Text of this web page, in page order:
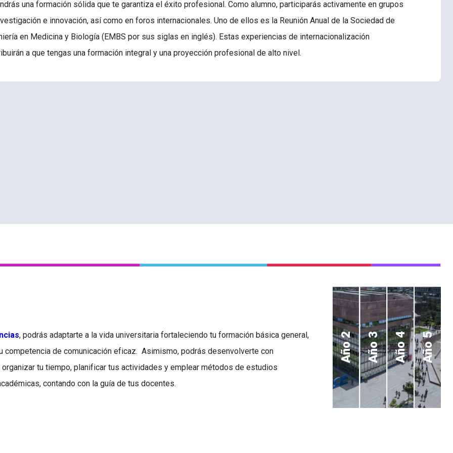
una formación sólida que te garantiza el éxito profesional. Como alumno, participarás activamente en grupos
e innovación, así como en foros internacionales. Uno de ellos es la Reunión Anual de la Sociedad de
en Medicina y Biología (EMBS por sus siglas en inglés). Estas experiencias de internacionalización
a que tengas una formación integral y una proyección profesional de alto nivel.
, podrás adaptarte a la vida universitaria fortaleciendo tu formación básica general,
competencia de comunicación eficaz. Asimismo, podrás desenvolverte con
tu tiempo, planificar tus actividades y emplear métodos de estudios
contando con la guía de tus docentes.
Año 2 Año 3 Año 4 Año 5